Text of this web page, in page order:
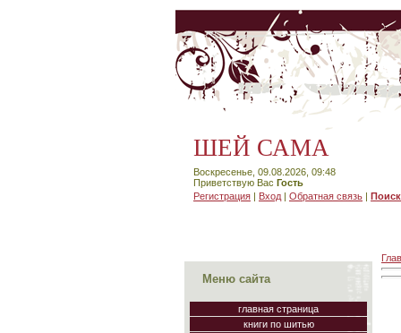
ШЕЙ САМА
Воскресенье, 09.08.2026, 09:48
Приветствую Вас Гость
Регистрация | Вход | Обратная связь |
Меню сайта
главная страница
книги по шитью